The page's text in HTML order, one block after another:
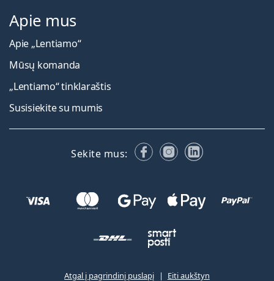
Apie mus
Apie „Lentiamo“
Mūsų komanda
„Lentiamo“ tinklaraštis
Susisiekite su mumis
Sekite mus: FacebookInstagram
LinkedIn
Atgal į pagrindinį puslapį Eiti aukštyn